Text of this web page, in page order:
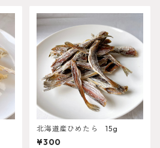
北海道産ひめたら 15g
¥300